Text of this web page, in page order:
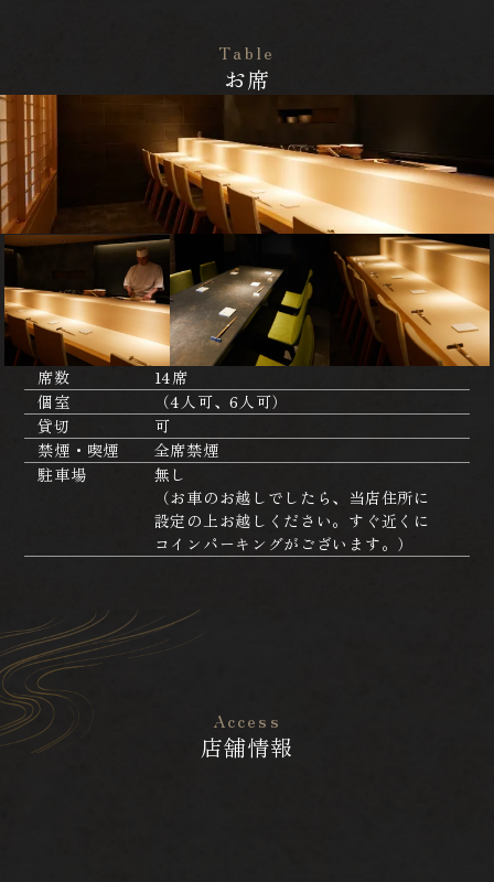
Table
お席
席数
14席
個室
（4人可、6人可）
貸切
可
禁煙・喫煙
全席禁煙
駐車場
無し
（お車のお越しでしたら、当店住所に
設定の上お越しください。すぐ近くに
コインパーキングがございます。）
Access
店舗情報